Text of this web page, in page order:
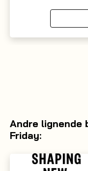
Andre lignende
Friday: